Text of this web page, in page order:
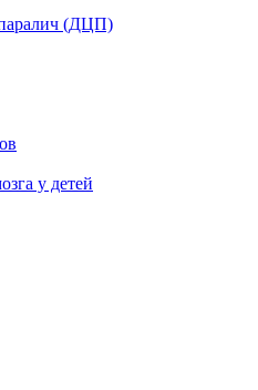
(ДЦП)
у детей